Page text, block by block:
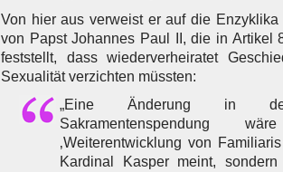
Von hier aus verweist er auf die Enzyklika
von Papst Johannes Paul II, die in Artikel
feststellt, dass wiederverheiratet
Sexualität verzichten müssten:
„Eine Änderung in
Sakramentenspendung
‚Weiterentwicklung von
Kardinal Kasper meint,